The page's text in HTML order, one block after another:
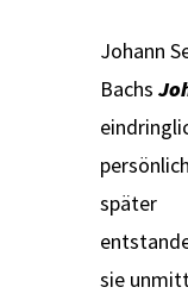
Johann
Bachs
später
sie